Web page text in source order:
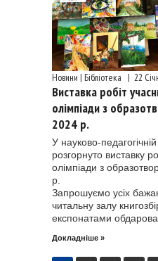
Новини | Бібліотека | 22
Виставка робіт
олімпіади з
2024 р.
У науково-педагогічній
розгорнуто виставку
олімпіади з
р.
Запрошуємо усіх
читальну залу
експонатами
Докладніше »